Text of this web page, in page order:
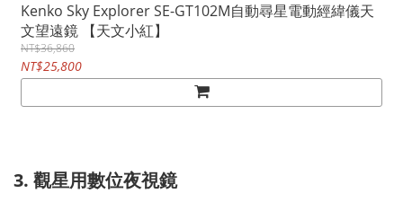
Kenko Sky Explorer SE-GT102M自動尋星電動經緯儀天
文望遠鏡 【天文小紅】
NT$36,860
NT$25,800
3. 觀星用數位夜視鏡